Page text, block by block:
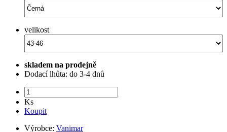
velikost
skladem na prodejně
Dodací lhůta: do 3-4 dnů
Ks
Koupit
Výrobce: Vanimar